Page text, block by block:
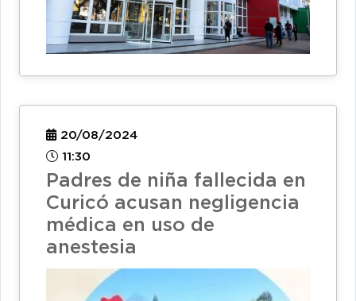
20/08/2024
11:30
Padres de niña fallecida en
Curicó acusan negligencia
médica en uso de
anestesia